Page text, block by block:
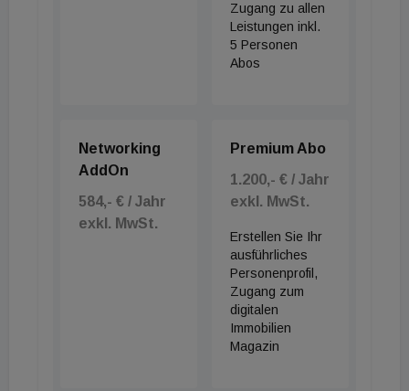
Zugang zu allen
Leistungen inkl.
5 Personen
Abos
Networking
AddOn
584,- € / Jahr
exkl. MwSt.
Premium Abo
1.200,- € / Jahr
exkl. MwSt.
Erstellen Sie Ihr
ausführliches
Personenprofil,
Zugang zum
digitalen
Immobilien
Magazin